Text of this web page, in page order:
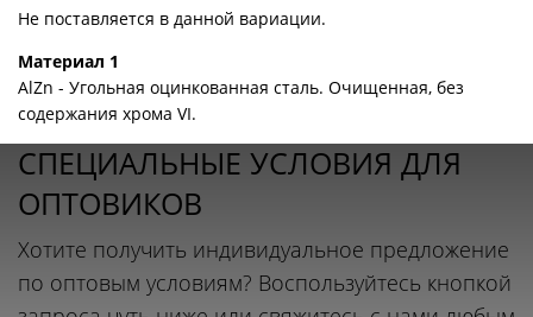
Не поставляется в данной вариации.
Материал 1
AlZn - Угольная оцинкованная сталь. Очищенная, без
содержания хрома VI.
СПЕЦИАЛЬНЫЕ УСЛОВИЯ ДЛЯ
ОПТОВИКОВ
Хотите получить индивидуальное предложение
по оптовым условиям? Воспользуйтесь кнопкой